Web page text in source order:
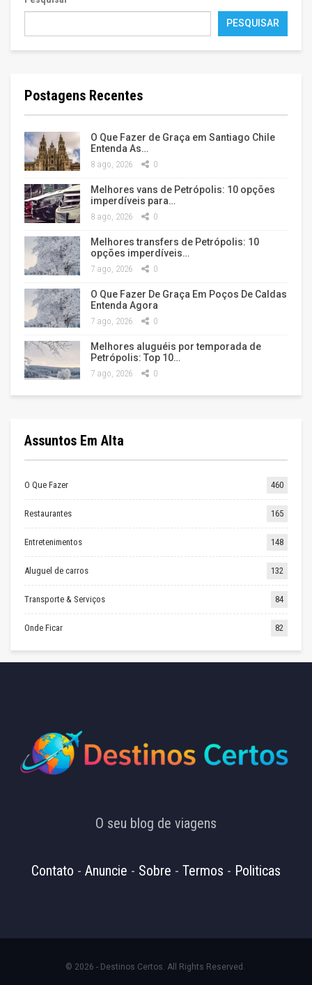
PESQUISAR
Postagens Recentes
O Que Fazer de Graça em Santiago Chile
Entenda As…
8 ago, 2026 0
Melhores vans de Petrópolis: 10 opções
imperdíveis para…
8 ago, 2026 0
Melhores transfers de Petrópolis: 10
opções imperdíveis…
7 ago, 2026 0
O Que Fazer De Graça Em Poços De Caldas
Entenda Agora
7 ago, 2026 0
Melhores aluguéis por temporada de
Petrópolis: Top 10…
7 ago, 2026 0
Assuntos Em Alta
O Que Fazer 460
Restaurantes 165
Entretenimentos 148
Aluguel de carros 132
Transporte & Serviços 84
Onde Ficar 82
O seu blog de viagens
Contato - Anuncie - Sobre - Termos - Politicas
© 2026 - Destinos Certos. All Rights Reserved.